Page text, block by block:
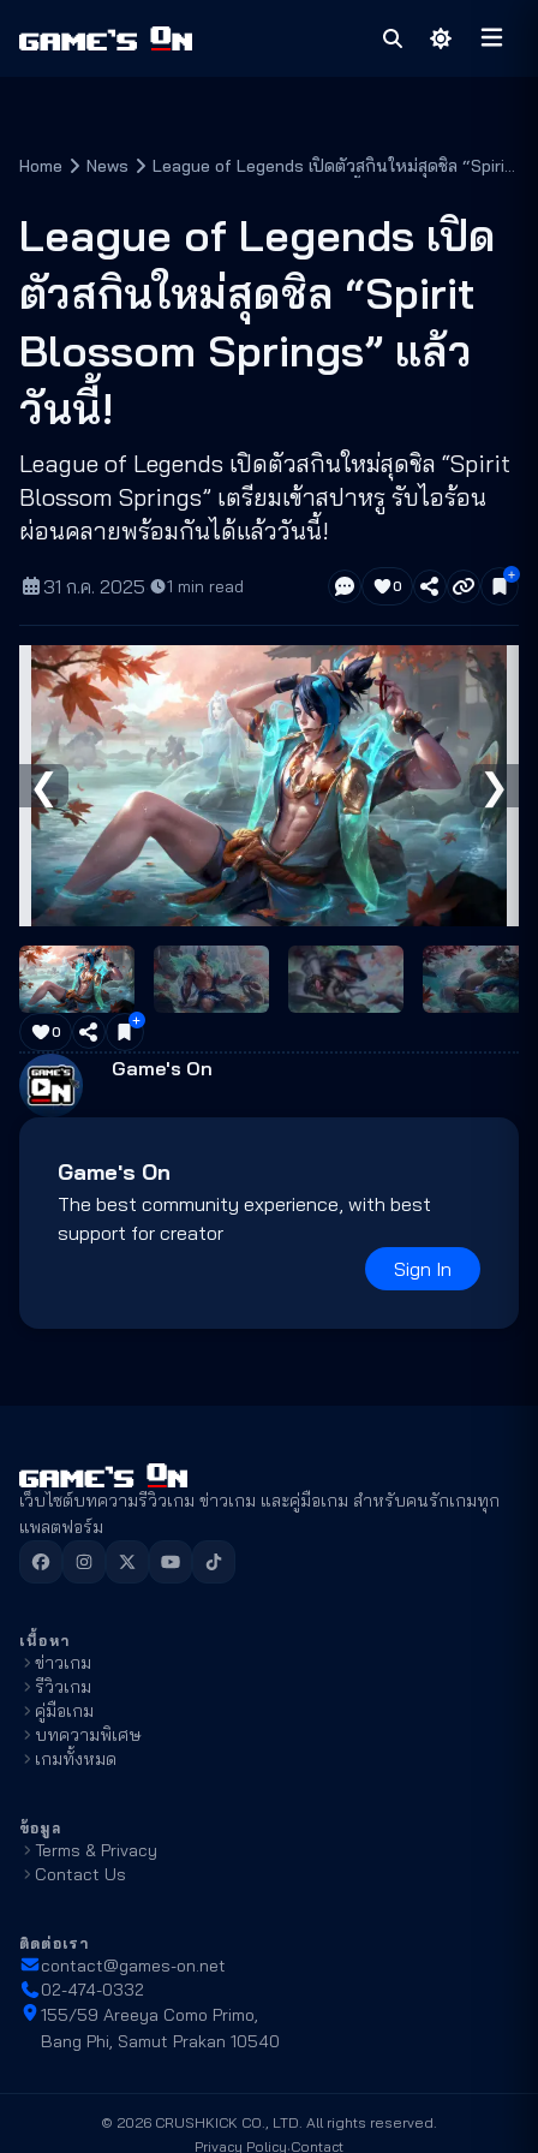
Home News
League of Legends เปิดตัวสกินใหม่สุดชิล “Spirit
League of Legends เปิด
ตัวสกินใหม่สุดชิล “Spirit
Blossom Springs” แล้ว
วันนี้!
League of Legends เปิดตัวสกินใหม่สุดชิล “Spirit
Blossom Springs” เตรียมเข้าสปาหรู รับไอร้อน
ผ่อนคลายพร้อมกันได้แล้ววันนี้!
31 ก.ค. 2025· 1 min read 0
❮ ❯
0
Game's On
Game's On
The best community experience, with best
support for creator
Sign In
เว็บไซต์บทความรีวิวเกม ข่าวเกม และคู่มือเกม สำหรับคนรักเกมทุก
แพลตฟอร์ม
เนื้อหา
ข่าวเกม
รีวิวเกม
คู่มือเกม
บทความพิเศษ
เกมทั้งหมด
ข้อมูล
Terms & Privacy
Contact Us
ติดต่อเรา
contact@games-on.net
02-474-0332
155/59 Areeya Como Primo,
Bang Phi, Samut Prakan 10540
© 2026 CRUSHKICK CO., LTD. All rights reserved.
Privacy Policy·Contact